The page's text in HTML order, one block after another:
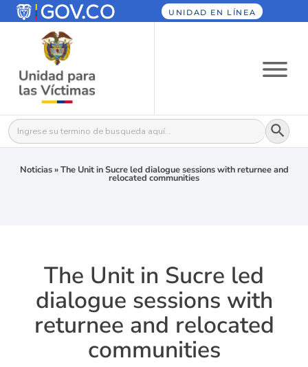
UNIDAD EN LÍNEA
Buscar: Botón
Noticias»The Unit in Sucre led dialogue sessions with returnee and
relocated communities
The Unit in Sucre led
dialogue sessions with
returnee and relocated
communities